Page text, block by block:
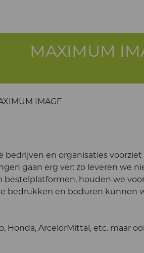
MAXIMUM
IMAGE
bedrijven en organisaties
gaan erg ver: zo leveren we
houden we
bedrukken en boduren kunnen
Honda, ArcelorMittal, etc. maar